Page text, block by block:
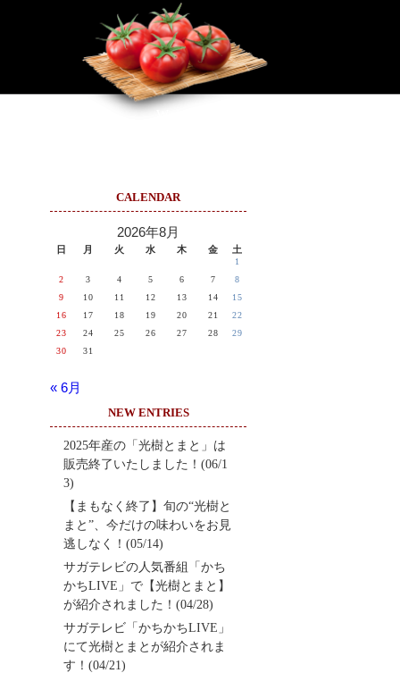
CALENDAR
2026年8月
日 月 火 水 木 金 土
1
2
3 4 5 6 7
8
9
10 11 12 13 14
15
16
17 18 19 20 21
22
23
24 25 26 27 28
29
30
31
« 6月
NEW ENTRIES
2025年産の「光樹とまと」は
販売終了いたしました！(06/1
3)
【まもなく終了】旬の“光樹と
まと”、今だけの味わいをお見
逃しなく！(05/14)
サガテレビの人気番組「かち
かちLIVE」で【光樹とまと】
が紹介されました！(04/28)
サガテレビ「かちかちLIVE」
にて光樹とまとが紹介されま
す！(04/21)